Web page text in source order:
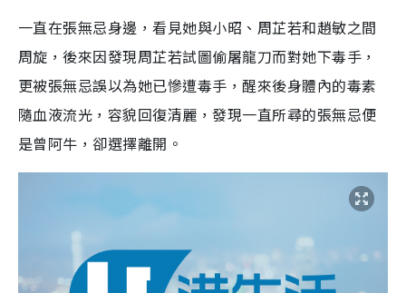
一直在張無忌身邊，看見她與小昭、周芷若和趙敏之間
周旋，後來因發現周芷若試圖偷屠龍刀而對她下毒手，
更被張無忌誤以為她已慘遭毒手，醒來後身體內的毒素
隨血液流光，容貌回復清麗，發現一直所尋的張無忌便
是曾阿牛，卻選擇離開。